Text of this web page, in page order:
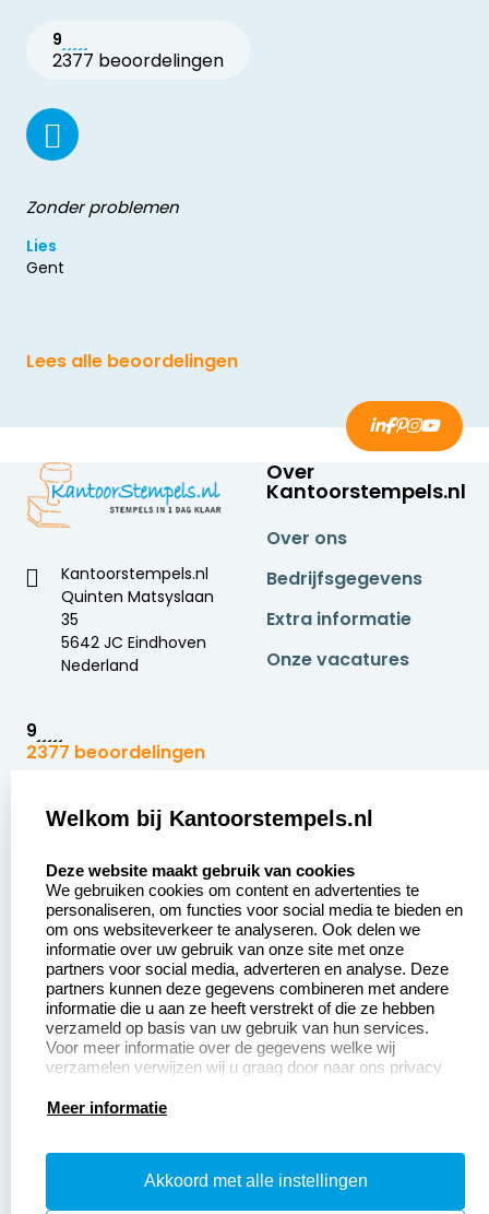
9
2377 beoordelingen
Zonder problemen
Lies
Gent
Lees alle beoordelingen
Kantoorstempels.nl
Quinten Matsyslaan
35
5642 JC Eindhoven
Nederland
9
2377 beoordelingen
Over
Kantoorstempels.nl
Over ons
Bedrijfsgegevens
Extra informatie
Onze vacatures
Zakelijk:
Aanvraag op maat
Betaling &
Verzending
Wederverkoper
worden
Sale
Klantenservice:
Contact opnemen
Veel gestelde vragen
Retourneren
Herroepingsrecht
Productinformatie:
Instructiepagina
Welkom bij Kantoorstempels.nl
Deze website maakt gebruik van cookies
We gebruiken cookies om content en advertenties te
personaliseren, om functies voor social media te bieden en
om ons websiteverkeer te analyseren. Ook delen we
informatie over uw gebruik van onze site met onze
partners voor social media, adverteren en analyse. Deze
partners kunnen deze gegevens combineren met andere
informatie die u aan ze heeft verstrekt of die ze hebben
verzameld op basis van uw gebruik van hun services.
Voor meer informatie over de gegevens welke wij
verzamelen verwijzen wij u graag door naar ons privacy
Meer informatie
Akkoord met alle instellingen